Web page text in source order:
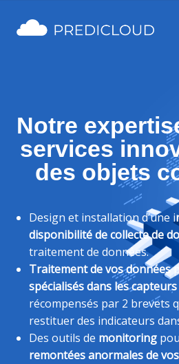
Notre
services
des objets
Design et installation d’une i
disponibilité de collecte de
traitement de données.
Traitement de vos données
spécialisés dans les
récompensés par 2 brevets
restituer des indicateurs
Des outils de monitoring
remontées anormales de